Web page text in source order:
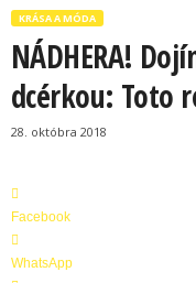
KRÁSA A MÓDA
NÁDHERA!
dcérkou: Toto
28. októbra 2018
Facebook
WhatsApp